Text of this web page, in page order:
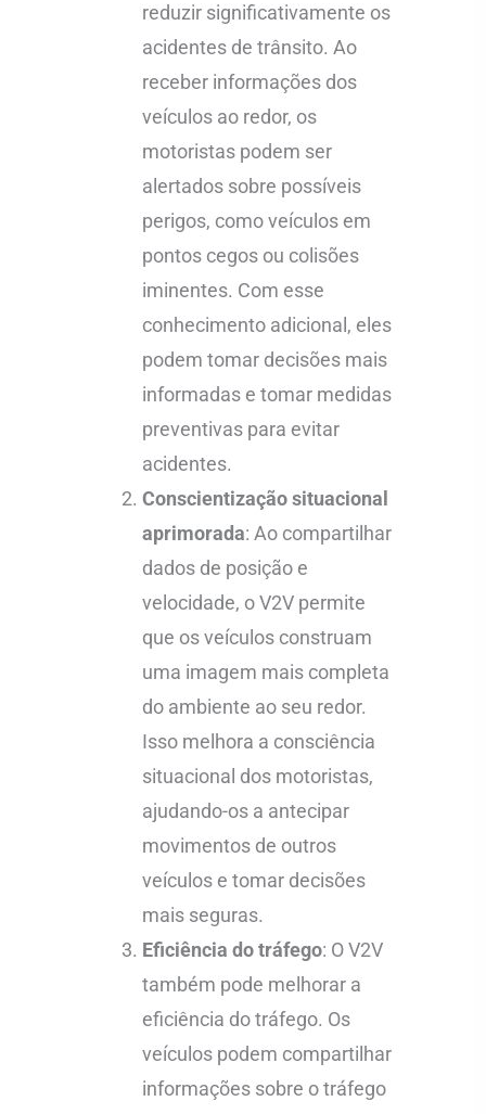
reduzir significativamente os
acidentes de trânsito. Ao
receber informações dos
veículos ao redor, os
motoristas podem ser
alertados sobre possíveis
perigos, como veículos em
pontos cegos ou colisões
iminentes. Com esse
conhecimento adicional, eles
podem tomar decisões mais
informadas e tomar medidas
preventivas para evitar
acidentes.
Conscientização situacional
aprimorada: Ao compartilhar
dados de posição e
velocidade, o V2V permite
que os veículos construam
uma imagem mais completa
do ambiente ao seu redor.
Isso melhora a consciência
situacional dos motoristas,
ajudando-os a antecipar
movimentos de outros
veículos e tomar decisões
mais seguras.
Eficiência do tráfego: O V2V
também pode melhorar a
eficiência do tráfego. Os
veículos podem compartilhar
informações sobre o tráfego